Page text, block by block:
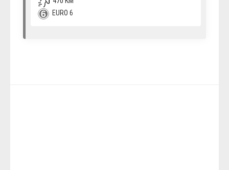
EURO 6